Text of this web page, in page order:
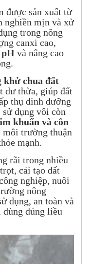
được sản xuất từ
nghiền mịn và xử
trong nông
canxi cao,
pH và nâng cao
khử chua đất
dư thừa, giúp đất
thụ dinh dưỡng
sử dụng vôi còn
khuẩn và côn
môi trường thuận
mạnh.
rãi trong nhiều
cải tạo đất
nghiệp, nuôi
nông
dụng, an toàn và
đúng liều